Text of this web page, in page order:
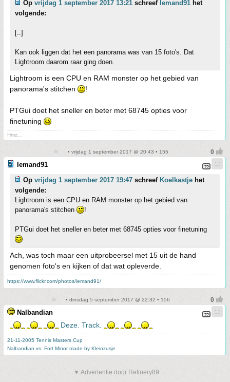
Op vrijdag 1 september 2017 13:21 schreef Iemand91 het
volgende:
[..]
Kan ook liggen dat het een panorama was van 15 foto's. Dat
Lightroom daarom raar ging doen.
Lightroom is een CPU en RAM monster op het gebied van
panorama's stitchen
!
PTGui doet het sneller en beter met 68745 opties voor
finetuning
Hmz...
• vrijdag 1 september 2017 @ 20:43 • 155
Iemand91
Op vrijdag 1 september 2017 19:47 schreef Koelkastje het
volgende:
Lightroom is een CPU en RAM monster op het gebied van
panorama's stitchen
!
PTGui doet het sneller en beter met 68745 opties voor finetuning
Ach, was toch maar een uitprobeersel met 15 uit de hand
genomen foto's en kijken of dat wat opleverde.
https://www.flickr.com/photos/iemand91/
• dinsdag 5 september 2017 @ 22:32 • 156
Nalbandian
Deze. Track.
21-11-2005 Tennis Masters Cup
Nalbandian vs. Fort Minor made by Kleinzusje
▼ Advertentie door Refinery89